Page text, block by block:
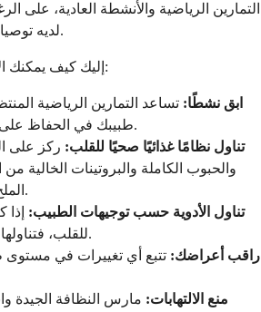
التمارين الرياضية والأنشطة العادية، على
لديه توصيات محددة بناءً على حالتك.
إليك كيف يمكنك الاعتناء بنفسك في المنزل:
ابق نشطًا: تساعد التمارين الرياضية
طبيبك في الحفاظ على صحة قلبك ورئتيك.
تناول نظامًا غذائيًا صحيًا للقلب: ركز على
والحبوب الكاملة والبروتينات الخالية
الملح والدهون المشبعة.
تناول الأدوية حسب توجيهات الطبيب:
للقلب، فتناولها تمامًا كما هو موجه.
راقب أعراضك: تتبع أي تغييرات في مستوى
منع الالتهابات: مارس النظافة الجيدة